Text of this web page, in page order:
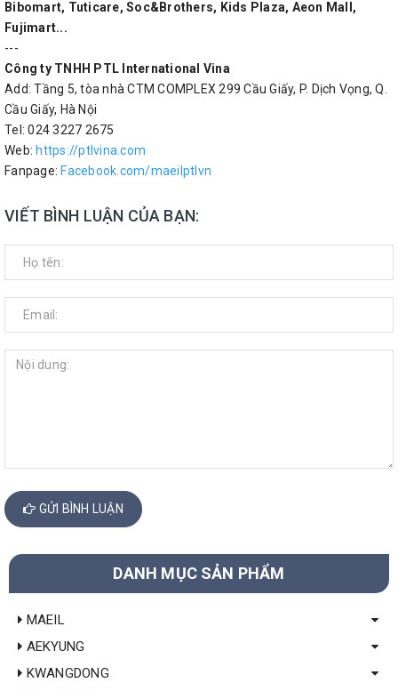
Bibomart, Tuticare, Soc&Brothers, Kids Plaza, Aeon Mall,
Fujimart...
---
Công ty TNHH PTL International Vina
Add: Tầng 5, tòa nhà CTM COMPLEX 299 Cầu Giấy, P. Dịch Vọng, Q.
Cầu Giấy, Hà Nội
Tel: 024 3227 2675
Web: https://ptlvina.com
Fanpage: Facebook.com/maeilptlvn
VIẾT BÌNH LUẬN CỦA BẠN:
GỬI BÌNH LUẬN
DANH MỤC SẢN PHẨM
MAEIL
AEKYUNG
KWANGDONG